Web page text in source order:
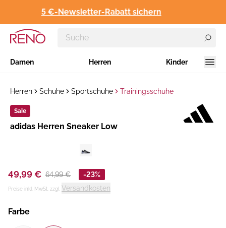
5 €-Newsletter-Rabatt sichern
Damen Herren Kinder
Herren Schuhe Sportschuhe Trainingsschuhe
Sale
Hersteller:
adidas Herren Sneaker Low
49,99 € 64,99 € -23%
Preise inkl. MwSt. zzgl. Versandkosten
Farbe